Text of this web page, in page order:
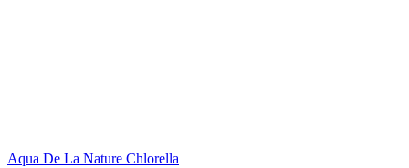
Aqua De La Nature Chlorella